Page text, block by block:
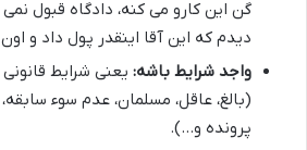
گن این کارو می کنه، دادگاه قبول
دیدم که این آقا اینقدر پول داد و
واجد شرایط باشه: یعنی شرایط
(بالغ، عاقل، مسلمان، عدم سوء
پرونده و…).